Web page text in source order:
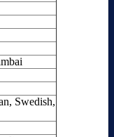
Swedish,